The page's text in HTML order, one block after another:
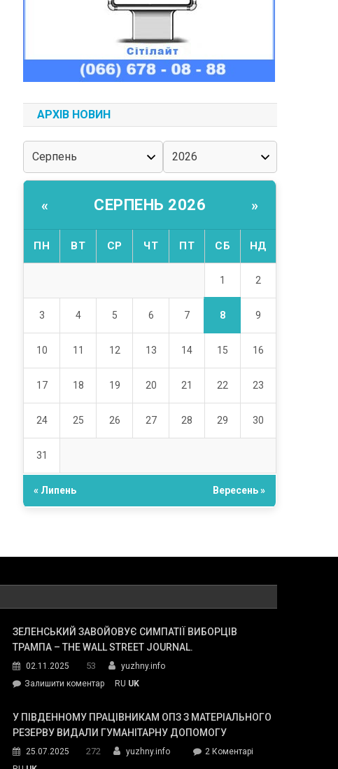
АРХІВ НОВИН
« СЕРПЕНЬ 2026 »
ПН ВТ СР ЧТ ПТ СБ НД
1 2
3 4 5 6 7 8 9
10 11 12 13 14 15 16
17 18 19 20 21 22 23
24 25 26 27 28 29 30
31
« Липень Вересень »
ЗЕЛЕНСЬКИЙ ЗАВОЙОВУЄ СИМПАТІЇ ВИБОРЦІВ
ТРАМПА – THE WALL STREET JOURNAL.
02.11.2025 53
yuzhny.info
Залишити коментарon
завойовує
симпатії
Трампа
RU UK
У ПІВДЕННОМУ ПРАЦІВНИКАМ ОПЗ З МАТЕРІАЛЬНОГО
РЕЗЕРВУ ВИДАЛИ ГУМАНІТАРНУ ДОПОМОГУ
25.07.2025 272 yuzhny.info 2 Коментарідо